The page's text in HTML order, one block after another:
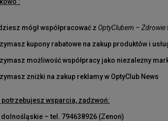
mógł współpracować z OptyClubem –
kupony rabatowe na zakup produktów i
możliwość współpracy jako niezależny
zniżki na zakup reklamy w OptyClub News
wsparcia, zadzwoń:
– tel. 794638926 (Zenon)